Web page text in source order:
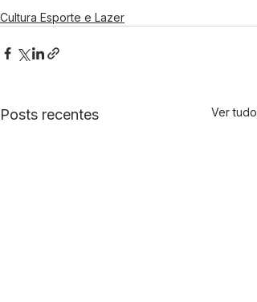
Cultura Esporte e Lazer
Posts recentes Ver tudo